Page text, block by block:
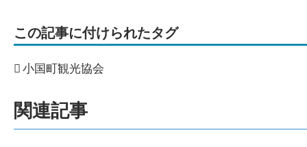
この記事に付けられたタグ
小国町観光協会
関連記事